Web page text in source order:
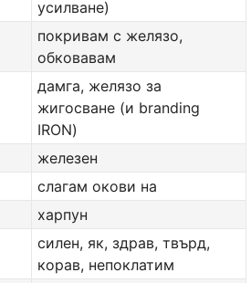
усилване)
покривам с желязо,
обковавам
дамга, желязо за
жигосване (и branding
IRON)
железен
слагам окови на
харпун
силен, як, здрав, твърд,
корав, непоклатим